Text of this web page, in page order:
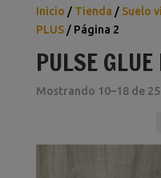
Inicio / Tienda / Suelo
PLUS/ Página 2
PULSE
Mostrando 10–18 de